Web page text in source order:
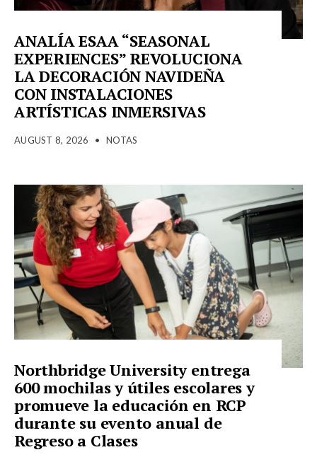
ANALÍA ESAA “SEASONAL
EXPERIENCES” REVOLUCIONA
LA DECORACIÓN NAVIDEÑA
CON INSTALACIONES
ARTÍSTICAS INMERSIVAS
AUGUST 8, 2026 • NOTAS
Northbridge University entrega
600 mochilas y útiles escolares y
promueve la educación en RCP
durante su evento anual de
Regreso a Clases